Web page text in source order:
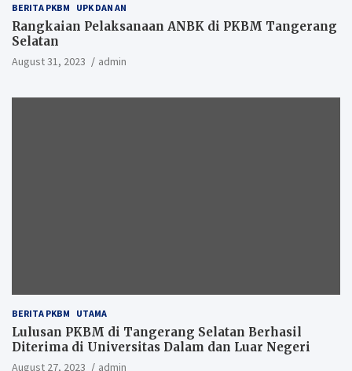
BERITA PKBM UPK DAN AN
Rangkaian Pelaksanaan ANBK di PKBM Tangerang
Selatan
August 31, 2023 admin
BERITA PKBM UTAMA
Lulusan PKBM di Tangerang Selatan Berhasil
Diterima di Universitas Dalam dan Luar Negeri
August 27, 2023 admin